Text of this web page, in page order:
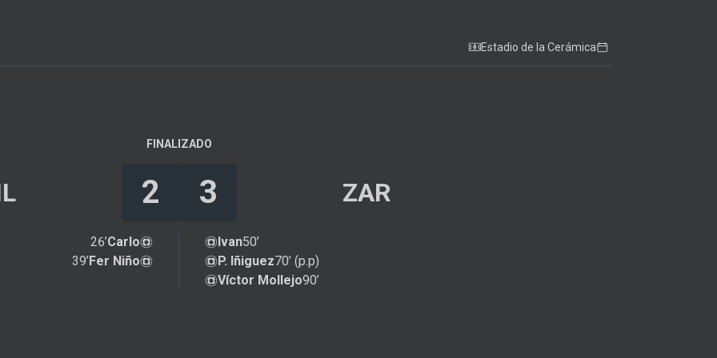
Estadio de la Cerámica
FINALIZADO
2 3 ZAR
26’Carlo
39’Fer Niño
50’
Ivan
70’ (p.p)
P. Iñiguez
90’
Víctor Mollejo